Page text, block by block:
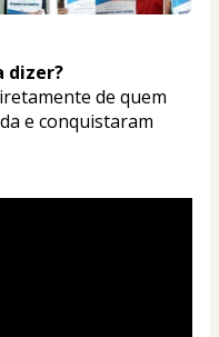
dizer?
de quem
e conquistaram